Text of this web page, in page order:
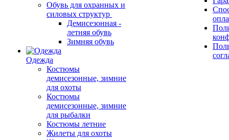
Обувь для охранных и
силовых структур
Демисезонная -
летняя обувь
Зимняя обувь
Одежда
Костюмы
демисезонные, зимние
для охоты
Костюмы
демисезонные, зимние
для рыбалки
Костюмы летние
Жилеты для охоты